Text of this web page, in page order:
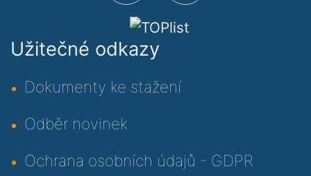
Užitečné odkazy
Dokumenty ke stažení
Odběr novinek
Ochrana osobních údajů - GDPR